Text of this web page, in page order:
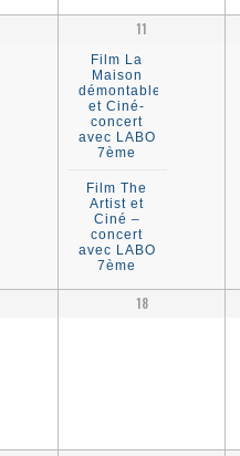
11
Film La
Maison
démontable
et Ciné-
concert
avec LABO
7ème
Film The
Artist et
Ciné –
concert
avec LABO
7ème
18